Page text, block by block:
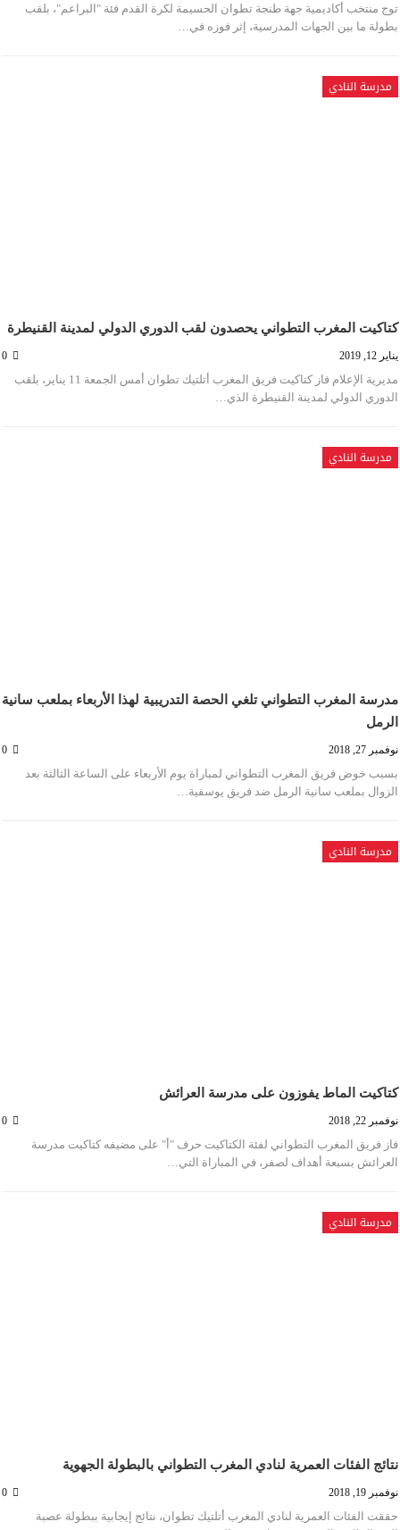
توج منتخب أكاديمية جهة طنجة تطوان الحسيمة لكرة القدم فئة "البراعم"، بلقب
بطولة ما بين الجهات المدرسية، إثر فوزه في…
مدرسة النادي
كتاكيت المغرب التطواني يحصدون لقب الدوري الدولي لمدينة القنيطرة
يناير 12, 2019
مديرية الإعلام فاز كتاكيت فريق المغرب أتلتيك تطوان أمس الجمعة 11 يناير، بلقب
الدوري الدولي لمدينة القنيطرة الذي…
مدرسة النادي
مدرسة المغرب التطواني تلغي الحصة التدريبية لهذا الأربعاء بملعب سانية
الرمل
نوفمبر 27, 2018
بسبب خوض فريق المغرب التطواني لمباراة يوم الأربعاء على الساعة الثالثة بعد
الزوال بملعب سانية الرمل ضد فريق يوسفية…
مدرسة النادي
كتاكيت الماط يفوزون على مدرسة العرائش
نوفمبر 22, 2018
فاز فريق المغرب التطواني لفئة الكتاكيت حرف "أ" على مضيفه كتاكيت مدرسة
العرائش بسبعة أهداف لصفر، في المباراة التي…
مدرسة النادي
نتائج الفئات العمرية لنادي المغرب التطواني بالبطولة الجهوية
نوفمبر 19, 2018
حققت الفئات العمرية لنادي المغرب أتلتيك تطوان، نتائج إيجابية ببطولة عصبة